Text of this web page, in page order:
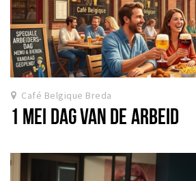
Café Belgique Breda
1 MEI DAG VAN DE ARBEID